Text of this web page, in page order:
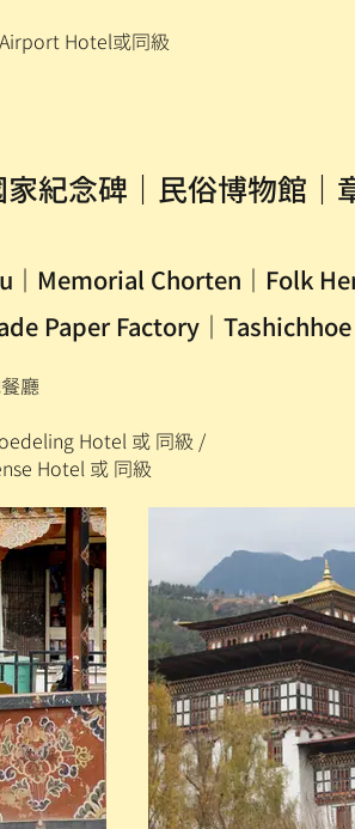
Hotel或同級
紀念碑｜民俗博物館｜
Memorial Chorten｜Folk
Paper Factory｜
廳
Hotel 或 同級 /
Hotel 或 同級